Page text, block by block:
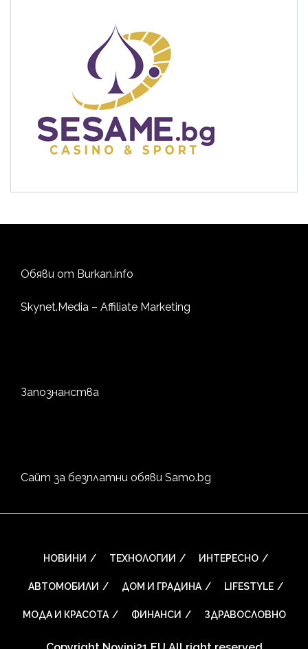
Обяви от Burkan.info
Skynet.Media – Affiliate Marketing
Запознанства
Сайт за безплатни обяви Samo.bg
НОВИНИ ТЕХНОЛОГИИ ИНТЕРЕСНО
АВТОМОБИЛИ ДОМ И ГРАДИНА LIFESTYLE
МОДА И КРАСОТА ФИНАНСИ ЗДРАВОСЛОВНО